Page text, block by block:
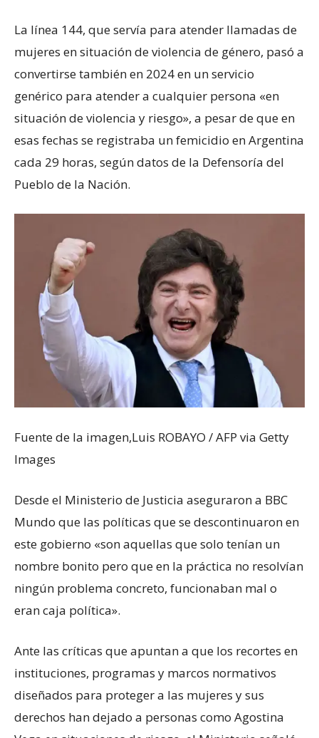
La línea 144, que servía para atender llamadas de
mujeres en situación de violencia de género, pasó a
convertirse también en 2024 en un servicio
genérico para atender a cualquier persona «en
situación de violencia y riesgo», a pesar de que en
esas fechas se registraba un femicidio en Argentina
cada 29 horas, según datos de la Defensoría del
Pueblo de la Nación.
Fuente de la imagen,Luis ROBAYO / AFP via Getty
Images
Desde el Ministerio de Justicia aseguraron a BBC
Mundo que las políticas que se descontinuaron en
este gobierno «son aquellas que solo tenían un
nombre bonito pero que en la práctica no resolvían
ningún problema concreto, funcionaban mal o
eran caja política».
Ante las críticas que apuntan a que los recortes en
instituciones, programas y marcos normativos
diseñados para proteger a las mujeres y sus
derechos han dejado a personas como Agostina